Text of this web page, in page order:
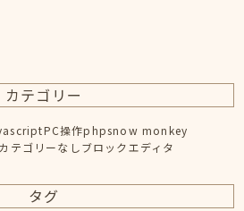
カテゴリー
PC操作phpsnow monkey
カテゴリーなしブロックエディタ
タグ